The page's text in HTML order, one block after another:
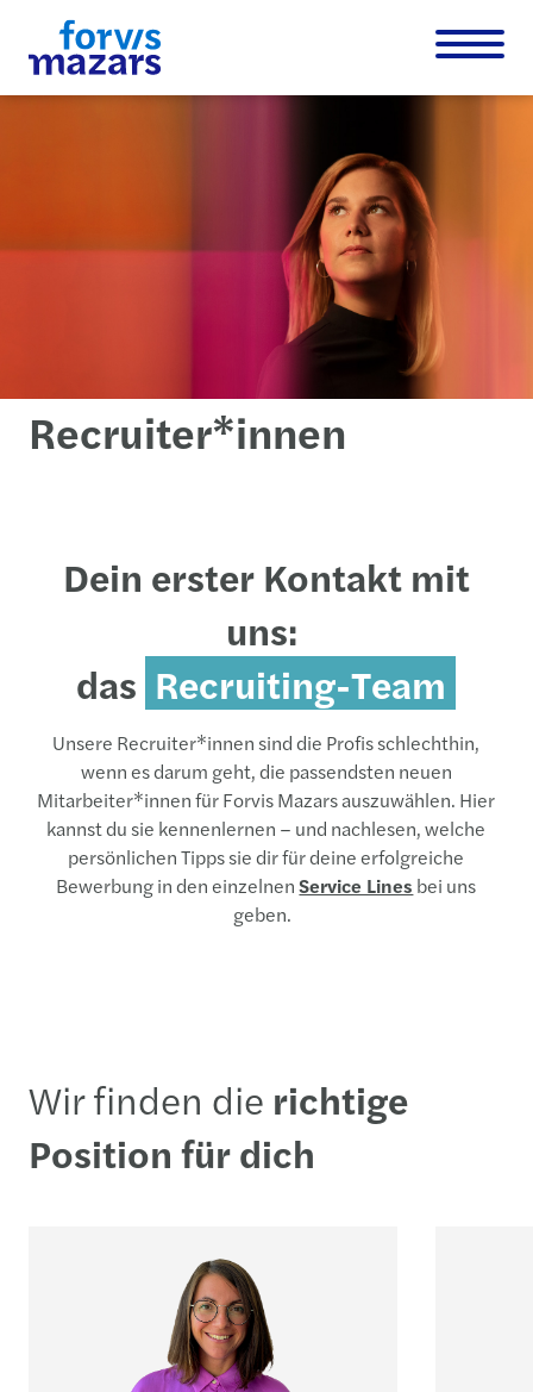
Recruiter*innen
Dein erster Kontakt mit
uns:
das Recruiting-Team
Unsere Recruiter*innen sind die Profis schlechthin,
wenn es darum geht, die passendsten neuen
Mitarbeiter*innen für Forvis Mazars auszuwählen. Hier
kannst du sie kennenlernen – und nachlesen, welche
persönlichen Tipps sie dir für deine erfolgreiche
Bewerbung in den einzelnenService Lines bei uns
geben.
Wir finden die richtige
Position für dich